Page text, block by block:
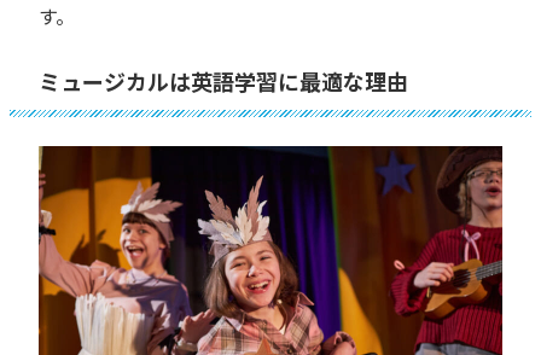
す。
ミュージカルは英語学習に最適な理由